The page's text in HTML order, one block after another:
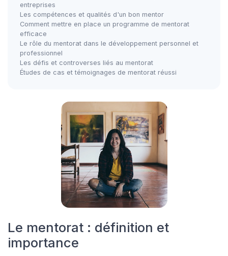
entreprises
Les compétences et qualités d'un bon mentor
Comment mettre en place un programme de mentorat
efficace
Le rôle du mentorat dans le développement personnel et
professionnel
Les défis et controverses liés au mentorat
Études de cas et témoignages de mentorat réussi
Le mentorat : définition et
importance